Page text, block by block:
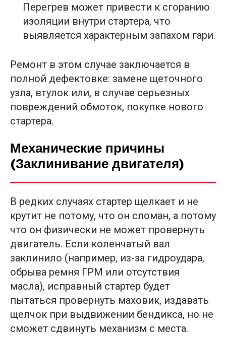
Перегрев может привести к сгоранию
изоляции внутри стартера, что
выявляется характерным запахом гари.
Ремонт в этом случае заключается в
полной дефектовке: замене щеточного
узла, втулок или, в случае серьезных
повреждений обмоток, покупке нового
стартера.
Механические причины
(Заклинивание двигателя)
В редких случаях стартер щелкает и не
крутит не потому, что он сломан, а потому
что он физически не может провернуть
двигатель. Если коленчатый вал
заклинило (например, из-за гидроудара,
обрыва ремня ГРМ или отсутствия
масла), исправный стартер будет
пытаться провернуть маховик, издавать
щелчок при выдвижении бендикса, но не
сможет сдвинуть механизм с места.